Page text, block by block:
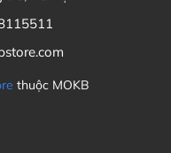
thuộc MOKB